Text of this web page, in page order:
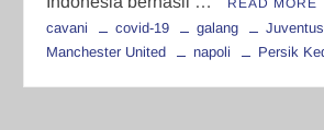
READ MORE
cavani covid-19 galang Juventus
Manchester United
napoli Persik